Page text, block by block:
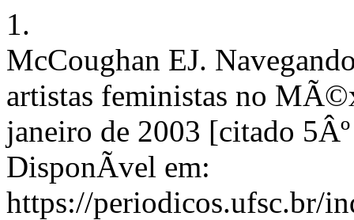
1.
McCoughan EJ.
artistas feministas no
janeiro de 2003 [citado
DisponÃ­vel em:
https://periodicos.ufsc.br/